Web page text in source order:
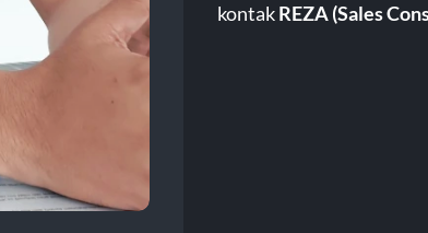
kontakREZA (Sales